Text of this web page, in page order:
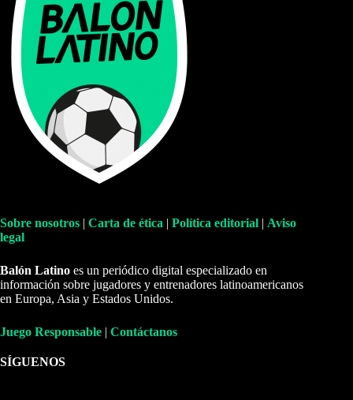
Sobre nosotros | Carta de ética | Política editorial | Aviso
legal
Balón Latino es un periódico digital especializado en
información sobre jugadores y entrenadores latinoamericanos
en Europa, Asia y Estados Unidos.
Juego Responsable | Contáctanos
SÍGUENOS